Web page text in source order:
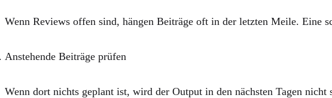
Wenn Reviews offen sind, hängen Beiträge oft in der letzten Meile. Eine
Anstehende Beiträge prüfen
Wenn dort nichts geplant ist, wird der Output in den nächsten Tagen